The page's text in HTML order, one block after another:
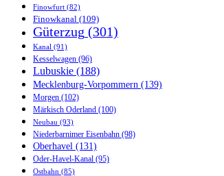
Finowfurt (82)
Finowkanal (109)
Güterzug (301)
Kanal (91)
Kesselwagen (96)
Lubuskie (188)
Mecklenburg-Vorpommern (139)
Morgen (102)
Märkisch Oderland (100)
Neubau (93)
Niederbarnimer Eisenbahn (98)
Oberhavel (131)
Oder-Havel-Kanal (95)
Ostbahn (85)